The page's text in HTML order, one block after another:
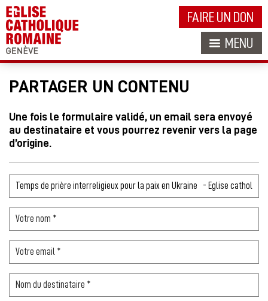
FAIRE UN DON
MENU
PARTAGER UN CONTENU
Une fois le formulaire validé, un email sera envoyé
au destinataire et vous pourrez revenir vers la page
d’origine.